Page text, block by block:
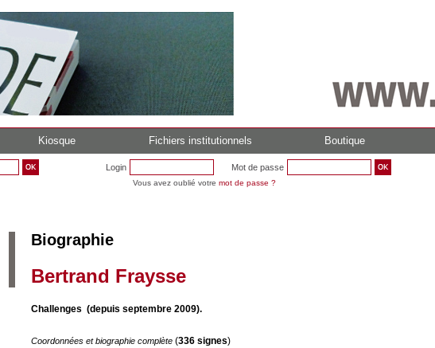
Kiosque Fichiers institutionnels Boutique
Login Mot de passe
Vous avez oublié votre mot de passe ?
Biographie
Bertrand Fraysse
Challenges (depuis septembre 2009).
Coordonnées et biographie complète (336 signes)